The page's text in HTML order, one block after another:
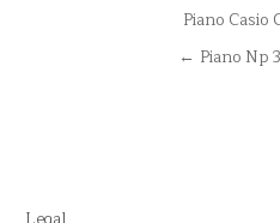
NavegaciónPiano
← Piano Np